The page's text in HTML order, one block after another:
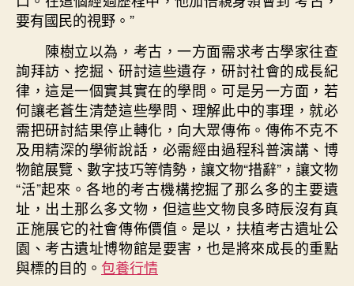
要有國民的視野。”
陳樹立以為，考古，一方面需求考古學家往查
詢拜訪、挖掘、研討這些遺存，研討社會的成長紀
律，這是一個實其實在的學問。可是另一方面，若
何讓老蒼生清楚這些學問、理解此中的事理，就必
需把研討結果停止轉化，向大眾傳佈。傳佈不克不
及用精深的學術說話，必需經由過程科普演講、博
物館展覽、數字技巧等情勢，讓文物“措辭”，讓文物
“活”起來。各地的考古機構挖掘了那么多的主要遺
址，出土那么多文物，但這些文物良多時辰沒有真
正施展它的社會傳佈價值。是以，扶植考古遺址公
園、考古遺址博物館是要害，也是將來成長的重點
與標的目的。 包養行情